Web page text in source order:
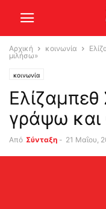
Αρχική κοινωνία
μιλήσω»
κοινωνία
Ελίζαμπεθ
γράψω και
Από Σύνταξη - 21 Μαΐου,